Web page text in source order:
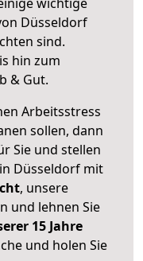
Düsseldorf
sind.
hin zum
& Gut.
Arbeitsstress
sollen, dann
Sie und stellen
in Düsseldorf mit
, unsere
und lehnen Sie
15 Jahre
und holen Sie